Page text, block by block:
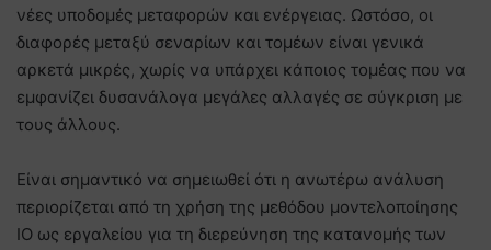
νέες υποδομές μεταφορών και ενέργειας. Ωστόσο, οι
διαφορές μεταξύ σεναρίων και τομέων είναι γενικά
αρκετά μικρές, χωρίς να υπάρχει κάποιος τομέας που να
εμφανίζει δυσανάλογα μεγάλες αλλαγές σε σύγκριση με
τους άλλους.
Είναι σημαντικό να σημειωθεί ότι η ανωτέρω ανάλυση
περιορίζεται από τη χρήση της μεθόδου μοντελοποίησης
IO ως εργαλείου για τη διερεύνηση της κατανομής των